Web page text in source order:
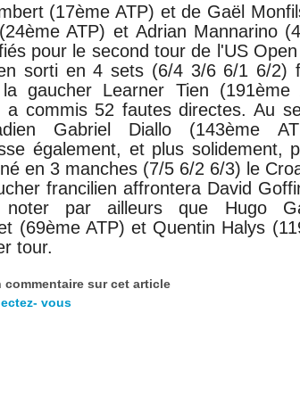
(17ème ATP) et de Gaël
ATP) et Adrian Mannarino
pour le second tour de l'US
sorti en 4 sets (6/4 3/6 6/1 6/2)
gaucher Learner Tien (191ème
a commis 52 fautes directes. Au
Gabriel Diallo (143ème
également, et plus solidement,
en 3 manches (7/5 6/2 6/3) le
francilien affrontera David
par ailleurs que Hugo
(69ème ATP) et Quentin Halys
tour.
sur cet article
vous